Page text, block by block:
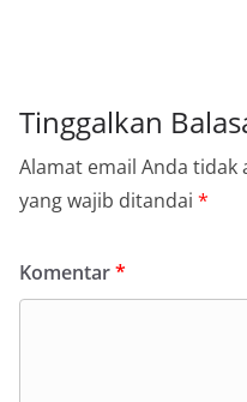
Tinggalkan
Alamat email Anda tidak
yang wajib ditandai *
Komentar*